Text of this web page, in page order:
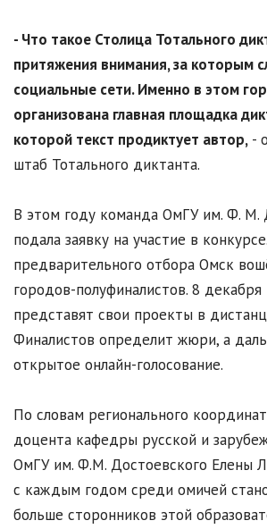
- Что такое Столица Тотального
притяжения внимания, за которым
социальные сети. Именно в этом
организована главная площадка
которой текст продиктует автор, -
штаб Тотального диктанта.
В этом году команда ОмГУ им. Ф. М.
подала заявку на участие в
предварительного отбора Омск
городов-полуфиналистов. 8
представят свои проекты в
Финалистов определит жюри, а
открытое онлайн-голосование.
По словам регионального
доцента кафедры русской и
ОмГУ им. Ф.М. Достоевского Елены
с каждым годом среди омичей
больше сторонников этой